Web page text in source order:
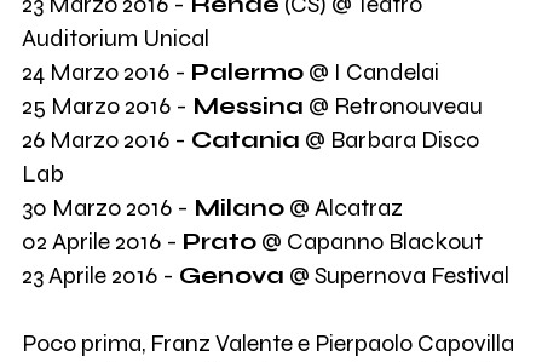
Auditorium Unical
24 Marzo 2016 - Palermo@ I Candelai
25 Marzo 2016 - Messina @ Retronouveau
26 Marzo 2016 - Catania @ Barbara Disco
Lab
30 Marzo 2016 - Milano@ Alcatraz
02 Aprile 2016 - Prato@ Capanno Blackout
23 Aprile 2016 - Genova @ Supernova Festival
Poco prima, Franz Valente e Pierpaolo Capovilla